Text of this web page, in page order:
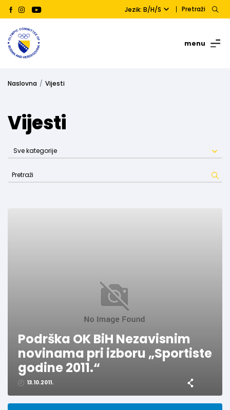
Jezik: B/H/S Pretraži
menu
Naslovna Vijesti
Vijesti
Podrška OK BiH Nezavisnim
novinama pri izboru „Sportiste
godine 2011.“
13.10.2011.